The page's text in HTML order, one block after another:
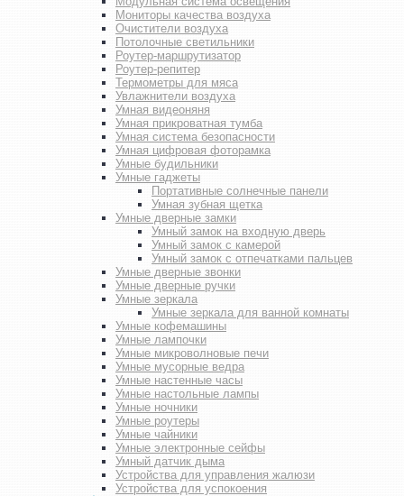
Мониторы качества воздуха
Очистители воздуха
Потолочные светильники
Роутер-маршрутизатор
Роутер-репитер
Термометры для мяса
Увлажнители воздуха
Умная видеоняня
Умная прикроватная тумба
Умная система безопасности
Умная цифровая фоторамка
Умные будильники
Умные гаджеты
Портативные солнечные панели
Умная зубная щетка
Умные дверные замки
Умный замок на входную дверь
Умный замок с камерой
Умный замок с отпечатками пальцев
Умные дверные звонки
Умные дверные ручки
Умные зеркала
Умные зеркала для ванной комнаты
Умные кофемашины
Умные лампочки
Умные микроволновые печи
Умные мусорные ведра
Умные настенные часы
Умные настольные лампы
Умные ночники
Умные роутеры
Умные чайники
Умные электронные сейфы
Умный датчик дыма
Устройства для управления жалюзи
Устройства для успокоения